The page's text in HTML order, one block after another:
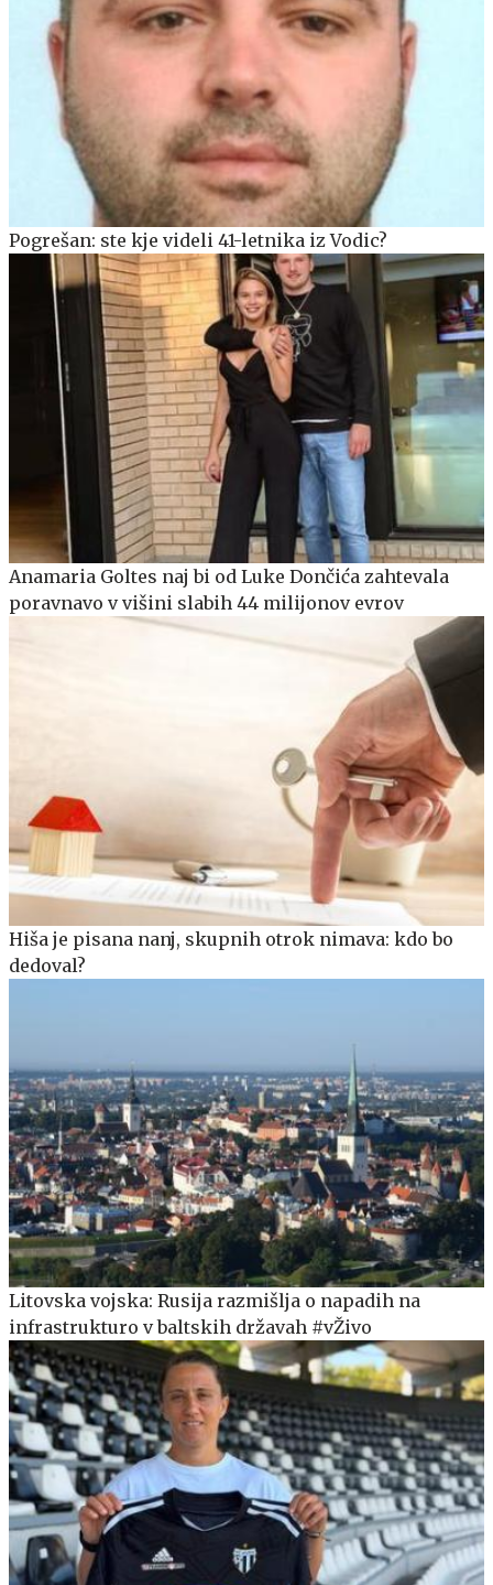
Pogrešan: ste kje videli 41-letnika iz Vodic?
Anamaria Goltes naj bi od Luke Dončića zahtevala
poravnavo v višini slabih 44 milijonov evrov
Hiša je pisana nanj, skupnih otrok nimava: kdo bo
dedoval?
Litovska vojska: Rusija razmišlja o napadih na
infrastrukturo v baltskih državah #vŽivo